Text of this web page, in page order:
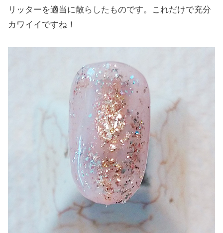
リッターを適当に散らしたものです。これだけで充分
カワイイですね！